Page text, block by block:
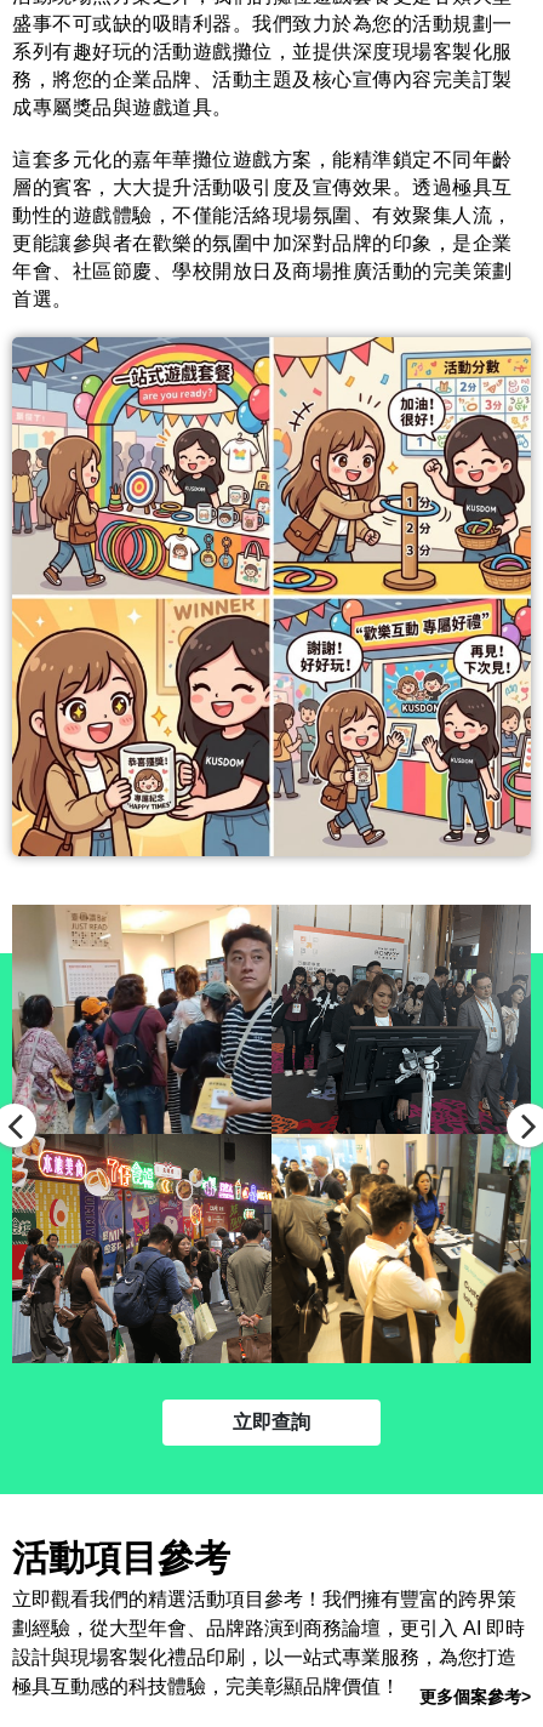
盛事不可或缺的吸睛利器。我們致力於為您的活動規劃一
系列有趣好玩的活動遊戲攤位，並提供深度現場客製化服
務，將您的企業品牌、活動主題及核心宣傳內容完美訂製
成專屬獎品與遊戲道具。
這套多元化的嘉年華攤位遊戲方案，能精準鎖定不同年齡
層的賓客，大大提升活動吸引度及宣傳效果。透過極具互
動性的遊戲體驗，不僅能活絡現場氛圍、有效聚集人流，
更能讓參與者在歡樂的氛圍中加深對品牌的印象，是企業
年會、社區節慶、學校開放日及商場推廣活動的完美策劃
首選。
立即查詢
活動項目參考
立即觀看我們的精選活動項目參考！我們擁有豐富的跨界策
劃經驗，從大型年會、品牌路演到商務論壇，更引入 AI 即時
設計與現場客製化禮品印刷，以一站式專業服務，為您打造
極具互動感的科技體驗，完美彰顯品牌價值！
更多個案參考>